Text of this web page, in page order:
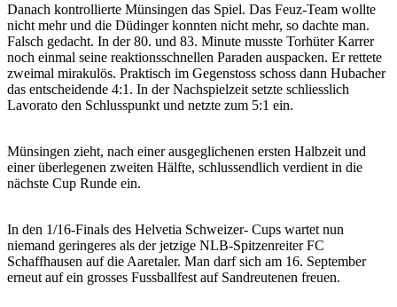
Danach kontrollierte Münsingen das Spiel. Das Feuz-Team wollte
nicht mehr und die Düdinger konnten nicht mehr, so dachte man.
Falsch gedacht. In der 80. und 83. Minute musste Torhüter Karrer
noch einmal seine reaktionsschnellen Paraden auspacken. Er rettete
zweimal mirakulös. Praktisch im Gegenstoss schoss dann Hubacher
das entscheidende 4:1. In der Nachspielzeit setzte schliesslich
Lavorato den Schlusspunkt und netzte zum 5:1 ein.
Münsingen zieht, nach einer ausgeglichenen ersten Halbzeit und
einer überlegenen zweiten Hälfte, schlussendlich verdient in die
nächste Cup Runde ein.
In den 1/16-Finals des Helvetia Schweizer- Cups wartet nun
niemand geringeres als der jetzige NLB-Spitzenreiter FC
Schaffhausen auf die Aaretaler. Man darf sich am 16. September
erneut auf ein grosses Fussballfest auf Sandreutenen freuen.